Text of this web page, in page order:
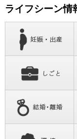
ライフシーン情